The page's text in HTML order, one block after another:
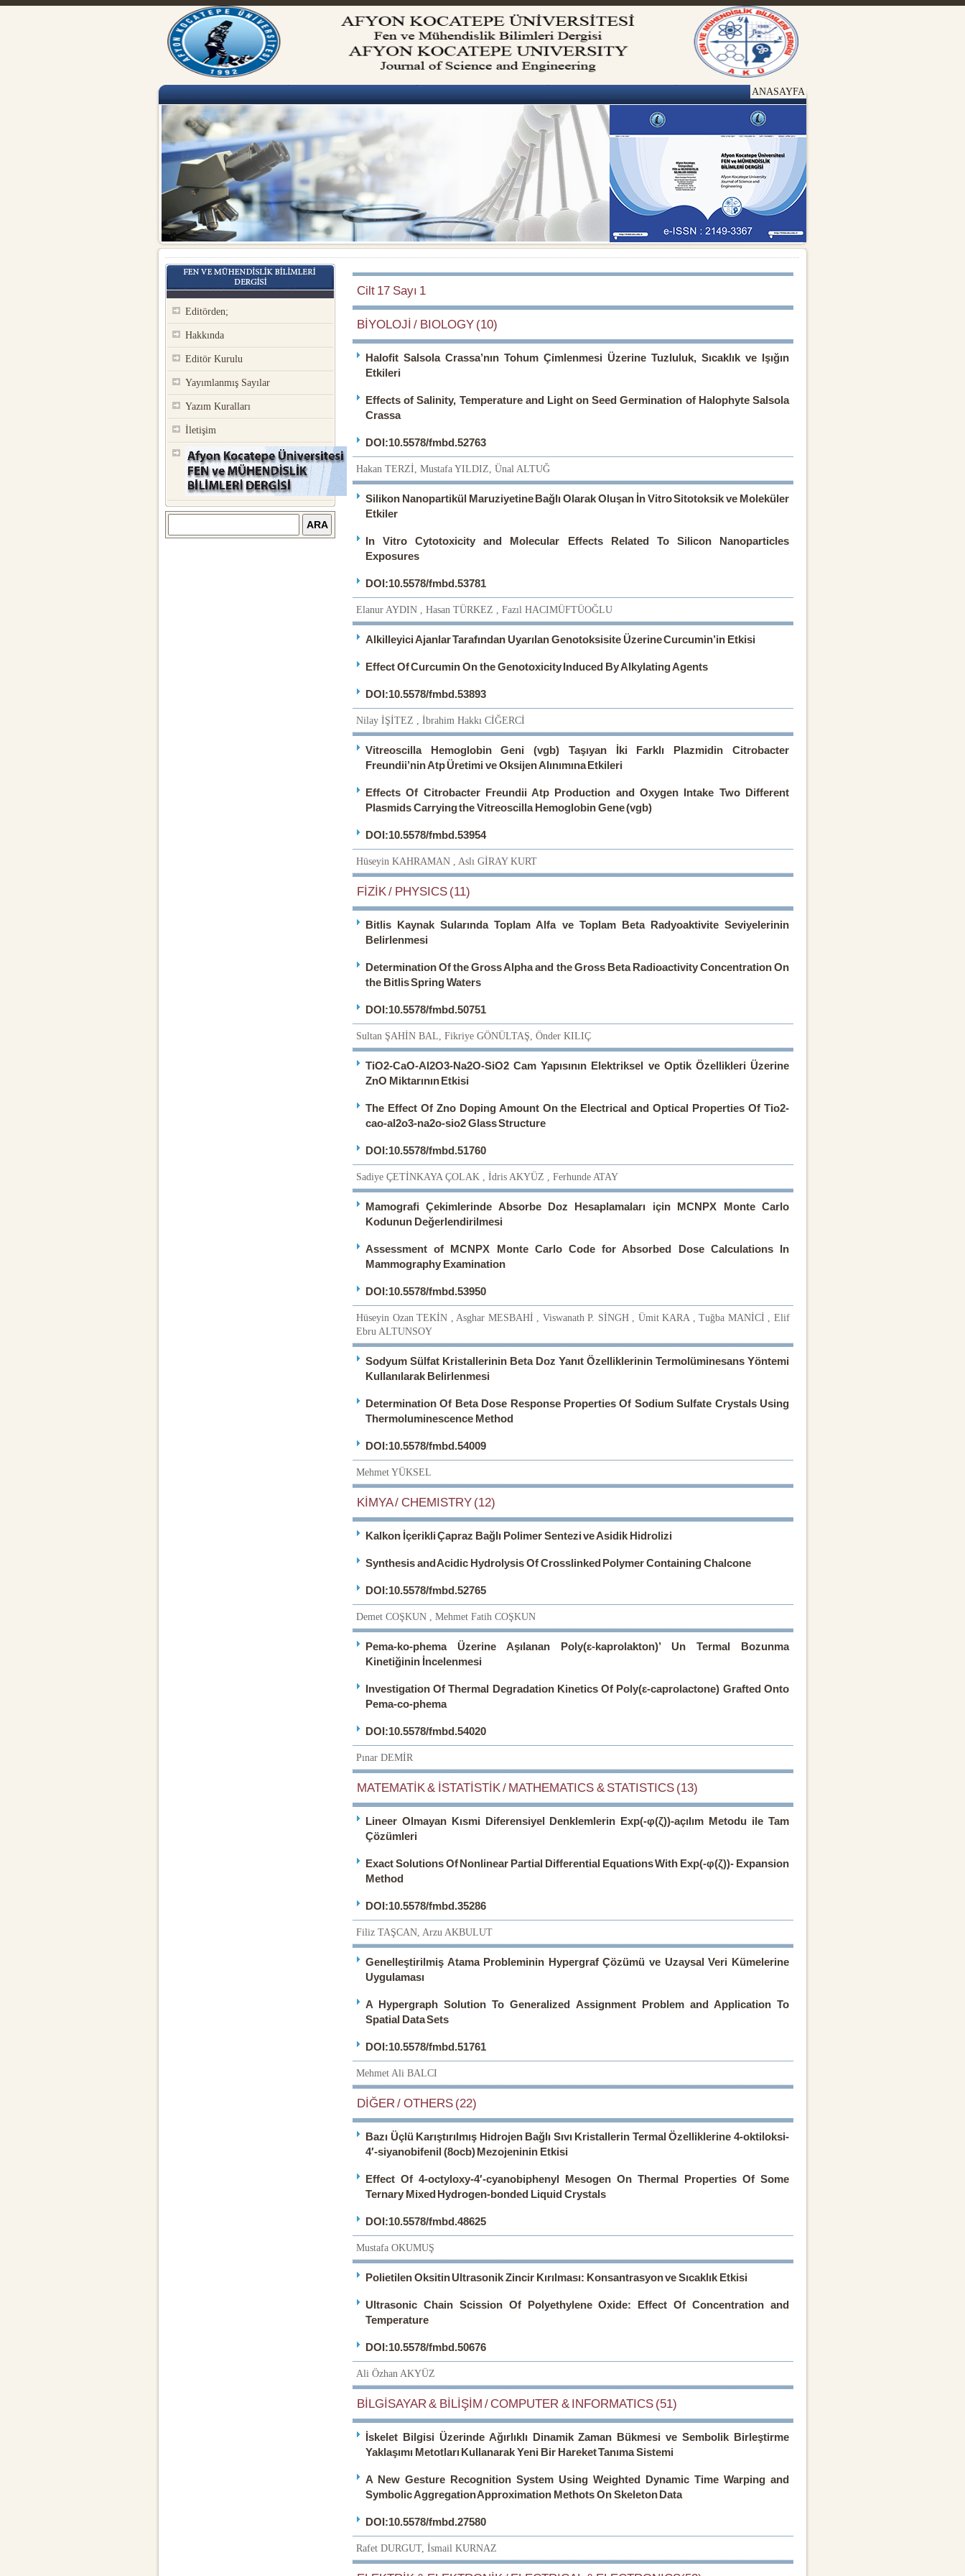
ANASAYFA
Editörden;
Hakkında
Editör Kurulu
Yayımlanmış Sayılar
Yazım Kuralları
İletişim
Cilt 17 Sayı 1
BİYOLOJİ / BIOLOGY (10)
Halofit Salsola Crassa’nın Tohum Çimlenmesi Üzerine Tuzluluk, Sıcaklık ve Işığın
Etkileri
Effects of Salinity, Temperature and Light on Seed Germination of Halophyte Salsola
Crassa
DOI:10.5578/fmbd.52763
Hakan TERZİ, Mustafa YILDIZ, Ünal ALTUĞ
Silikon Nanopartikül Maruziyetine Bağlı Olarak Oluşan İn Vitro Sitotoksik ve Moleküler
Etkiler
In Vitro Cytotoxicity and Molecular Effects Related To Silicon Nanoparticles
Exposures
DOI:10.5578/fmbd.53781
Elanur AYDIN , Hasan TÜRKEZ , Fazıl HACIMÜFTÜOĞLU
Alkilleyici Ajanlar Tarafından Uyarılan Genotoksisite Üzerine Curcumin’in Etkisi
Effect Of Curcumin On the Genotoxicity Induced By Alkylating Agents
DOI:10.5578/fmbd.53893
Nilay İŞİTEZ , İbrahim Hakkı CİĞERCİ
Vitreoscilla Hemoglobin Geni (vgb) Taşıyan İki Farklı Plazmidin Citrobacter
Freundii’nin Atp Üretimi ve Oksijen Alınımına Etkileri
Effects Of Citrobacter Freundii Atp Production and Oxygen Intake Two Different
Plasmids Carrying the Vitreoscilla Hemoglobin Gene (vgb)
DOI:10.5578/fmbd.53954
Hüseyin KAHRAMAN , Aslı GİRAY KURT
FİZİK / PHYSICS (11)
Bitlis Kaynak Sularında Toplam Alfa ve Toplam Beta Radyoaktivite Seviyelerinin
Belirlenmesi
Determination Of the Gross Alpha and the Gross Beta Radioactivity Concentration On
the Bitlis Spring Waters
DOI:10.5578/fmbd.50751
Sultan ŞAHİN BAL, Fikriye GÖNÜLTAŞ, Önder KILIÇ
TiO2-CaO-Al2O3-Na2O-SiO2 Cam Yapısının Elektriksel ve Optik Özellikleri Üzerine
ZnO Miktarının Etkisi
The Effect Of Zno Doping Amount On the Electrical and Optical Properties Of Tio2-
cao-al2o3-na2o-sio2 Glass Structure
DOI:10.5578/fmbd.51760
Sadiye ÇETİNKAYA ÇOLAK , İdris AKYÜZ , Ferhunde ATAY
Mamografi Çekimlerinde Absorbe Doz Hesaplamaları için MCNPX Monte Carlo
Kodunun Değerlendirilmesi
Assessment of MCNPX Monte Carlo Code for Absorbed Dose Calculations In
Mammography Examination
DOI:10.5578/fmbd.53950
Hüseyin Ozan TEKİN , Asghar MESBAHİ , Viswanath P. SİNGH , Ümit KARA , Tuğba MANİCİ , Elif
Ebru ALTUNSOY
Sodyum Sülfat Kristallerinin Beta Doz Yanıt Özelliklerinin Termolüminesans Yöntemi
Kullanılarak Belirlenmesi
Determination Of Beta Dose Response Properties Of Sodium Sulfate Crystals Using
Thermoluminescence Method
DOI:10.5578/fmbd.54009
Mehmet YÜKSEL
KİMYA / CHEMISTRY (12)
Kalkon İçerikli Çapraz Bağlı Polimer Sentezi ve Asidik Hidrolizi
Synthesis and Acidic Hydrolysis Of Crosslinked Polymer Containing Chalcone
DOI:10.5578/fmbd.52765
Demet COŞKUN , Mehmet Fatih COŞKUN
Pema-ko-phema Üzerine Aşılanan Poly(ɛ-kaprolakton)’ Un Termal Bozunma
Kinetiğinin İncelenmesi
Investigation Of Thermal Degradation Kinetics Of Poly(ɛ-caprolactone) Grafted Onto
Pema-co-phema
DOI:10.5578/fmbd.54020
Pınar DEMİR
MATEMATİK & İSTATİSTİK / MATHEMATICS & STATISTICS (13)
Lineer Olmayan Kısmi Diferensiyel Denklemlerin Exp(-φ(ζ))-açılım Metodu ile Tam
Çözümleri
Exact Solutions Of Nonlinear Partial Differential Equations With Exp(-φ(ζ))- Expansion
Method
DOI:10.5578/fmbd.35286
Filiz TAŞCAN, Arzu AKBULUT
Genelleştirilmiş Atama Probleminin Hypergraf Çözümü ve Uzaysal Veri Kümelerine
Uygulaması
A Hypergraph Solution To Generalized Assignment Problem and Application To
Spatial Data Sets
DOI:10.5578/fmbd.51761
Mehmet Ali BALCI
DİĞER / OTHERS (22)
Bazı Üçlü Karıştırılmış Hidrojen Bağlı Sıvı Kristallerin Termal Özelliklerine 4-oktiloksi-
4′-siyanobifenil (8ocb) Mezojeninin Etkisi
Effect Of 4-octyloxy-4′-cyanobiphenyl Mesogen On Thermal Properties Of Some
Ternary Mixed Hydrogen-bonded Liquid Crystals
DOI:10.5578/fmbd.48625
Mustafa OKUMUŞ
Polietilen Oksitin Ultrasonik Zincir Kırılması: Konsantrasyon ve Sıcaklık Etkisi
Ultrasonic Chain Scission Of Polyethylene Oxide: Effect Of Concentration and
Temperature
DOI:10.5578/fmbd.50676
Ali Özhan AKYÜZ
BİLGİSAYAR & BİLİŞİM / COMPUTER & INFORMATICS (51)
İskelet Bilgisi Üzerinde Ağırlıklı Dinamik Zaman Bükmesi ve Sembolik Birleştirme
Yaklaşımı Metotları Kullanarak Yeni Bir Hareket Tanıma Sistemi
A New Gesture Recognition System Using Weighted Dynamic Time Warping and
Symbolic Aggregation Approximation Methots On Skeleton Data
DOI:10.5578/fmbd.27580
Rafet DURGUT, İsmail KURNAZ